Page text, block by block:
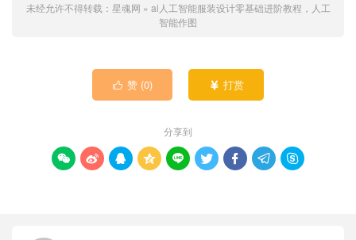
未经允许不得转载： 星魂网 » ai人工智能服装设计零基础进阶教程，人工
智能作图
 赞 (0)  打赏
分享到
        